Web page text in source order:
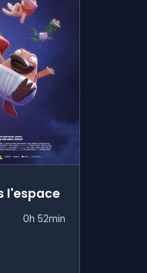
l'espace
0h 52min